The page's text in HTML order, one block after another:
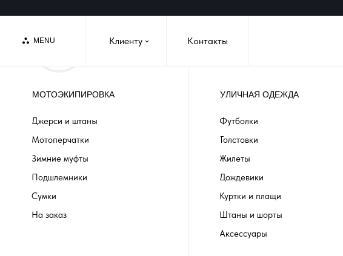
MENU Клиенту Контакты
›
МОТОЭКИПИРОВКА УЛИЧНАЯ ОДЕЖДА
Джерси и штаны
Мотоперчатки
Зимние муфты
Подшлемники
Сумки
На заказ
Футболки
Толстовки
Жилеты
Дождевики
Куртки и плащи
Штаны и шорты
Аксессуары